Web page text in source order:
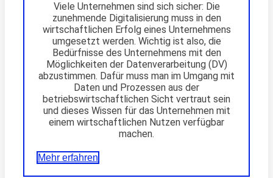
Viele Unternehmen sind sich sicher: Die
zunehmende Digitalisierung muss in den
wirtschaftlichen Erfolg eines Unternehmens
umgesetzt werden. Wichtig ist also, die
Bedürfnisse des Unternehmens mit den
Möglichkeiten der Datenverarbeitung (DV)
abzustimmen. Dafür muss man im Umgang mit
Daten und Prozessen aus der
betriebswirtschaftlichen Sicht vertraut sein
und dieses Wissen für das Unternehmen mit
einem wirtschaftlichen Nutzen verfügbar
machen.
Mehr erfahren